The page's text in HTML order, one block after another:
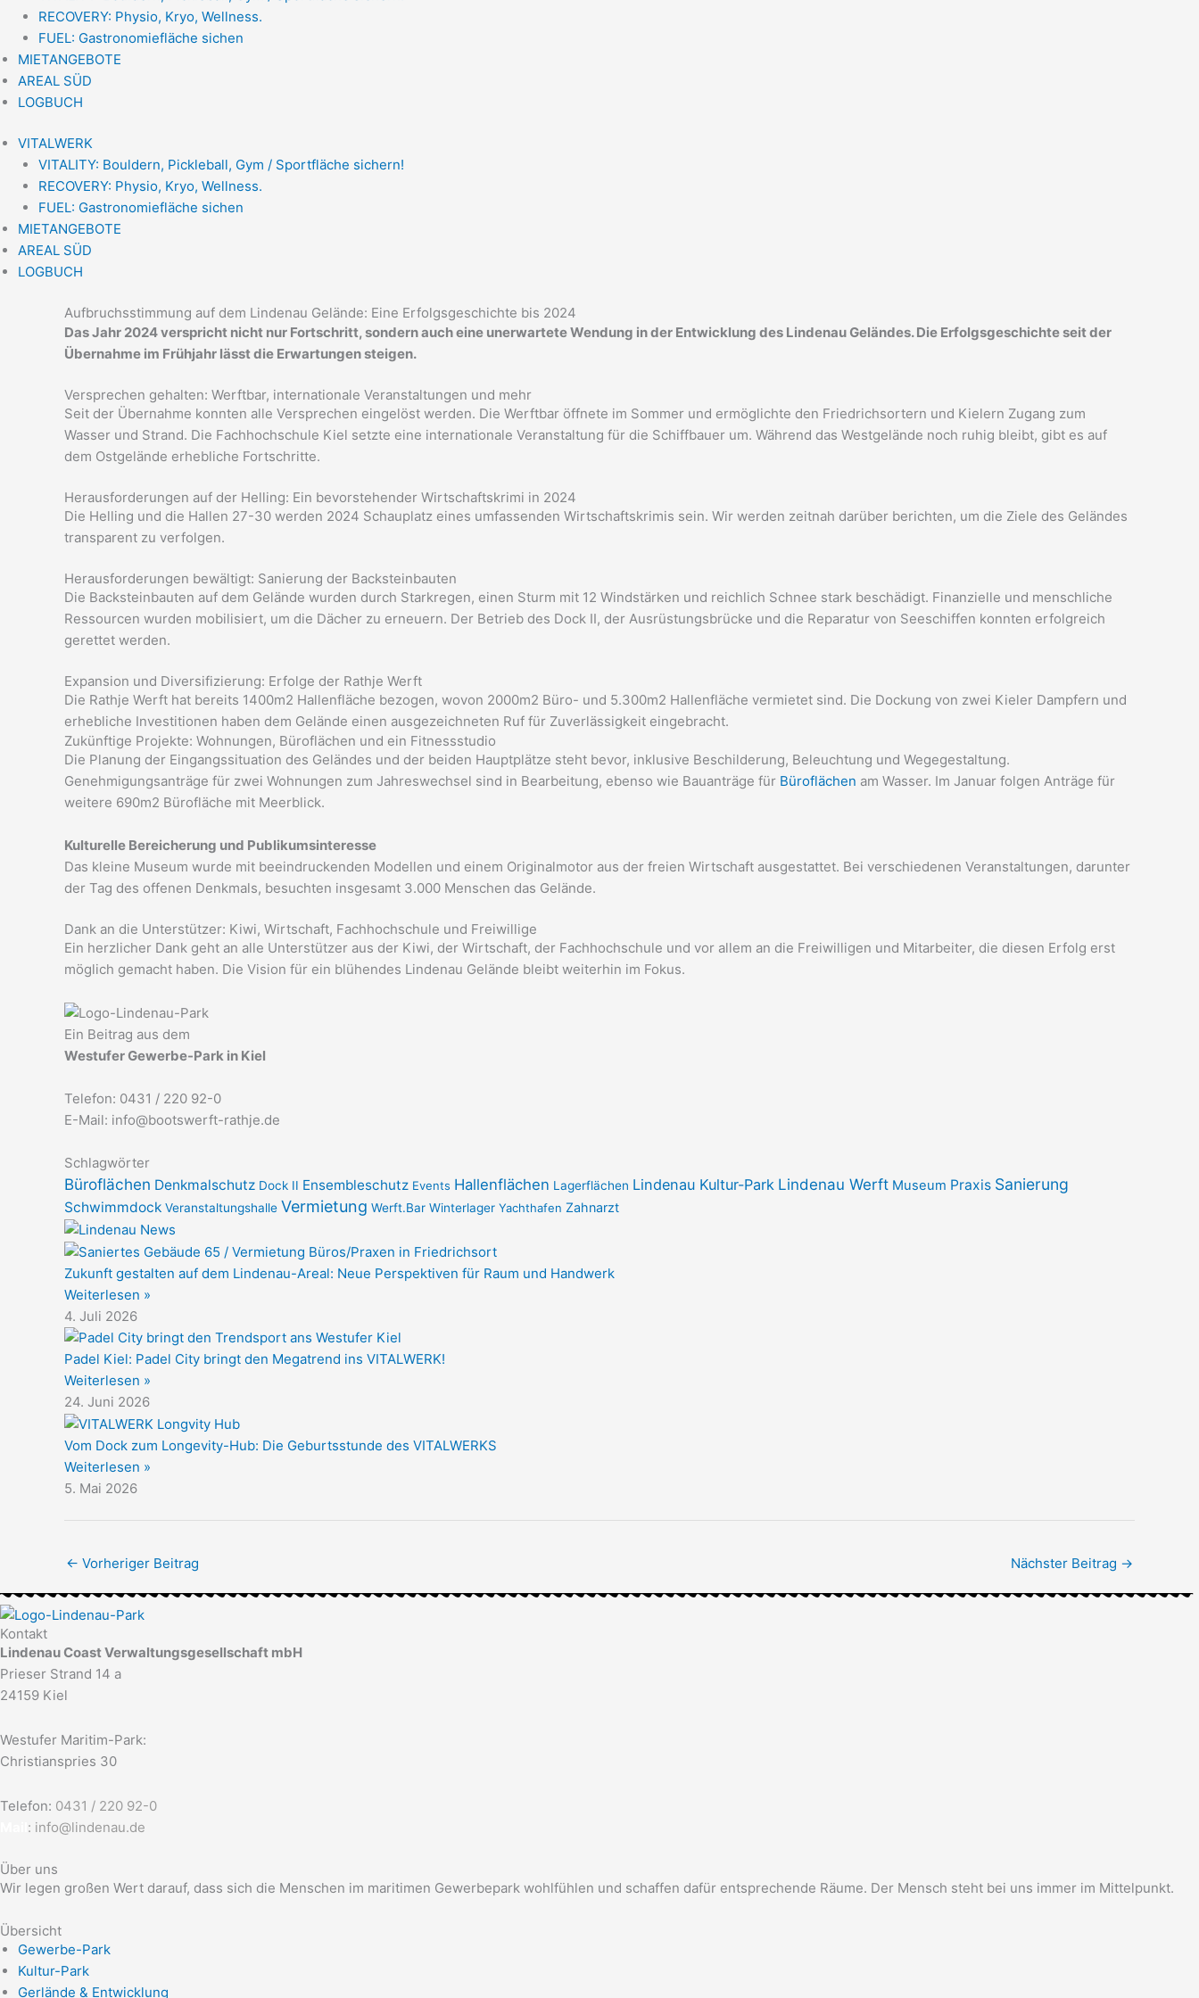
RECOVERY: Physio, Kryo, Wellness.
FUEL: Gastronomiefläche sichen
MIETANGEBOTE
AREAL SÜD
LOGBUCH
VITALWERK
VITALITY: Bouldern, Pickleball, Gym / Sportfläche sichern!
RECOVERY: Physio, Kryo, Wellness.
FUEL: Gastronomiefläche sichen
MIETANGEBOTE
AREAL SÜD
LOGBUCH
Aufbruchsstimmung auf dem Lindenau Gelände: Eine Erfolgsgeschichte bis 2024
Das Jahr 2024 verspricht nicht nur Fortschritt, sondern auch eine unerwartete Wendung in der Entwicklung des Lindenau Geländes. Die Erfolgsgeschichte seit der
Übernahme im Frühjahr lässt die Erwartungen steigen.
Versprechen gehalten: Werftbar, internationale Veranstaltungen und mehr
Seit der Übernahme konnten alle Versprechen eingelöst werden. Die Werftbar öffnete im Sommer und ermöglichte den Friedrichsortern und Kielern Zugang zum
Wasser und Strand. Die Fachhochschule Kiel setzte eine internationale Veranstaltung für die Schiffbauer um. Während das Westgelände noch ruhig bleibt, gibt es auf
dem Ostgelände erhebliche Fortschritte.
Herausforderungen auf der Helling: Ein bevorstehender Wirtschaftskrimi in 2024
Die Helling und die Hallen 27-30 werden 2024 Schauplatz eines umfassenden Wirtschaftskrimis sein. Wir werden zeitnah darüber berichten, um die Ziele des Geländes
transparent zu verfolgen.
Herausforderungen bewältigt: Sanierung der Backsteinbauten
Die Backsteinbauten auf dem Gelände wurden durch Starkregen, einen Sturm mit 12 Windstärken und reichlich Schnee stark beschädigt. Finanzielle und menschliche
Ressourcen wurden mobilisiert, um die Dächer zu erneuern. Der Betrieb des Dock II, der Ausrüstungsbrücke und die Reparatur von Seeschiffen konnten erfolgreich
gerettet werden.
Expansion und Diversifizierung: Erfolge der Rathje Werft
Die Rathje Werft hat bereits 1400m2 Hallenfläche bezogen, wovon 2000m2 Büro- und 5.300m2 Hallenfläche vermietet sind. Die Dockung von zwei Kieler Dampfern und
erhebliche Investitionen haben dem Gelände einen ausgezeichneten Ruf für Zuverlässigkeit eingebracht.
Zukünftige Projekte: Wohnungen, Büroflächen und ein Fitnessstudio
Die Planung der Eingangssituation des Geländes und der beiden Hauptplätze steht bevor, inklusive Beschilderung, Beleuchtung und Wegegestaltung.
Genehmigungsanträge für zwei Wohnungen zum Jahreswechsel sind in Bearbeitung, ebenso wie Bauanträge für Büroflächen am Wasser. Im Januar folgen Anträge für
weitere 690m2 Bürofläche mit Meerblick.
Kulturelle Bereicherung und Publikumsinteresse
Das kleine Museum wurde mit beeindruckenden Modellen und einem Originalmotor aus der freien Wirtschaft ausgestattet. Bei verschiedenen Veranstaltungen, darunter
der Tag des offenen Denkmals, besuchten insgesamt 3.000 Menschen das Gelände.
Dank an die Unterstützer: Kiwi, Wirtschaft, Fachhochschule und Freiwillige
Ein herzlicher Dank geht an alle Unterstützer aus der Kiwi, der Wirtschaft, der Fachhochschule und vor allem an die Freiwilligen und Mitarbeiter, die diesen Erfolg erst
möglich gemacht haben. Die Vision für ein blühendes Lindenau Gelände bleibt weiterhin im Fokus.
Ein Beitrag aus dem
Westufer Gewerbe-Park in Kiel
Telefon: 0431 / 220 92-0
E-Mail: info@bootswerft-rathje.de
Schlagwörter
Büroflächen Denkmalschutz Dock II Ensembleschutz Events Hallenflächen Lagerflächen Lindenau Kultur-Park Lindenau Werft Museum Praxis Sanierung
Schwimmdock Veranstaltungshalle Vermietung Werft.Bar Winterlager Yachthafen Zahnarzt
Zukunft gestalten auf dem Lindenau-Areal: Neue Perspektiven für Raum und Handwerk
Weiterlesen »
4. Juli 2026
Padel Kiel: Padel City bringt den Megatrend ins VITALWERK!
Weiterlesen »
24. Juni 2026
Vom Dock zum Longevity-Hub: Die Geburtsstunde des VITALWERKS
Weiterlesen »
5. Mai 2026
← Vorheriger Beitrag Nächster Beitrag →
Kontakt
Lindenau Coast Verwaltungsgesellschaft mbH
Prieser Strand 14 a
24159 Kiel
Westufer Maritim-Park:
Christianspries 30
Telefon: 0431 / 220 92-0
: info@lindenau.de
Über uns
Wir legen großen Wert darauf, dass sich die Menschen im maritimen Gewerbepark wohlfühlen und schaffen dafür entsprechende Räume. Der Mensch steht bei uns immer im Mittelpunkt.
Übersicht
Gewerbe-Park
Kultur-Park
Gerlände & Entwicklung